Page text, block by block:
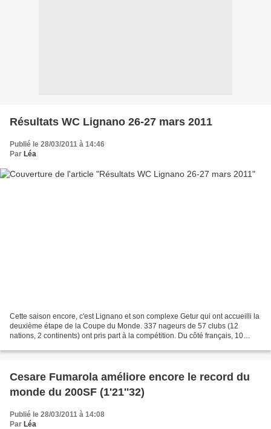
Résultats WC Lignano 26-27 mars 2011
Publié le 28/03/2011 à 14:46
Par Léa
Cette saison encore, c'est Lignano et son complexe Getur qui ont accueilli la
deuxième étape de la Coupe du Monde. 337 nageurs de 57 clubs (12
nations, 2 continents) ont pris part à la compétition. Du côté français, 10
Cesare Fumarola améliore encore le record du
monde du 200SF (1'21''32)
Publié le 28/03/2011 à 14:08
Par Léa